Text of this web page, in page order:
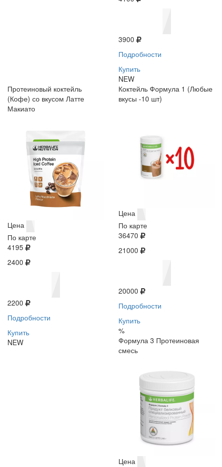
3900
Подробности
Купить
NEW
Протеиновый коктейль
(Кофе) со вкусом Латте
Макиато
Цена
По карте
4195
2400
2200
Подробности
Купить
NEW
Коктейль Формула 1 (Любые
вкусы -10 шт)
Цена
По карте
36470
21000
20000
Подробности
Купить
%
Формула 3 Протеиновая
смесь
Цена